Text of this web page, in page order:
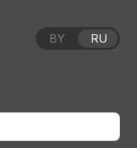
BY RU